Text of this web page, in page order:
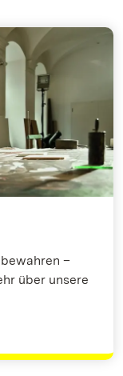
–
über unsere